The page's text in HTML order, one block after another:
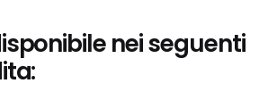
nei seguenti